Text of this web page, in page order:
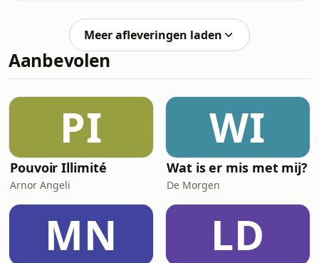
onderzocht? En waar staat het
onderzoek vandaag? De zoon en
echtgenoot van Claudia Van Der
Stichelen vertellen minuut p
Dave De Kock, de oppas die de kleuter
meenam en nooit meer terugbracht?
Welke rol speelde zijn vriendin Romy?
En heeft justitie gefaald? Drie jaar na
misdaadjournalist Faroek
&Ouml;zg&uuml;nes de laatste fatale
week van Dean aan de hand van
Meer afleveringen laden
Aanbevolen
PI
Pouvoir Illimité
Arnor Angeli
WI
Wat is er mis met mij?
De Morgen
MN LD